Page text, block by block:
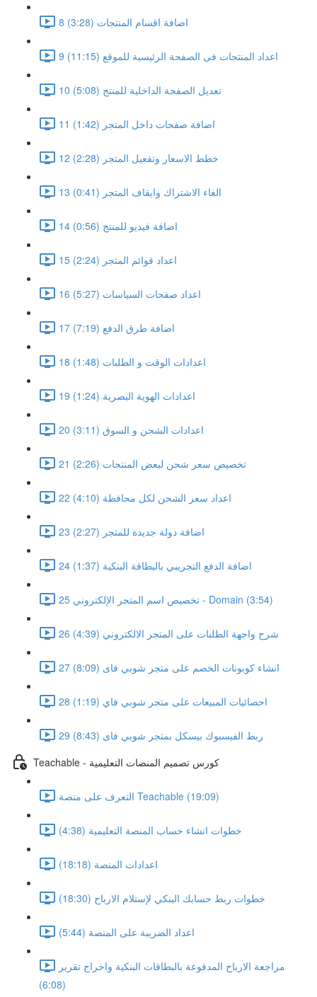
8 اضافة اقسام المنتجات (3:28)
9 اعداد المنتجات فى الصفحة الرئيسية للموقع (11:15)
10 تعديل الصفحة الداخلية للمنتج (5:08)
11 اضافة صفحات داخل المتجر (1:42)
12 خطط الاسعار وتفعيل المتجر (2:28)
13 الغاء الاشتراك وايقاف المتجر (0:41)
14 اضافة فيديو للمنتج (0:56)
15 اعداد قوائم المتجر (2:24)
16 اعداد صفحات السياسات (5:27)
17 اضافة طرق الدفع (7:19)
18 اعدادات الوقت و الطلبات (1:48)
19 اعدادات الهوية البصرية (1:24)
20 اعدادات الشحن و السوق (3:11)
21 تخصيص سعر شحن لبعض المنتجات (2:26)
22 اعداد سعر الشحن لكل محافظة (4:10)
23 اضافة دولة جديدة للمتجر (2:27)
24 اضافة الدفع التجريبي بالبطاقة البنكية (1:37)
25 تخصيص اسم المتجر الإلكتروني - Domain (3:54)
26 شرح واجهة الطلبات على المتجر الالكتروني (4:39)
27 انشاء كوبونات الخصم على متجر شوبي فاى (8:09)
28 احصائيات المبيعات على متجر شوبي فاي (1:19)
29 ربط الفيسبوك بيسكل بمتجر شوبي فاى (8:43)
Teachable - كورس تصميم المنصات التعليمية
التعرف على منصة Teachable (19:09)
خطوات انشاء حساب المنصة التعليمية (4:38)
اعدادات المنصة (18:18)
خطوات ربط حسابك البنكي لإستلام الارباح (18:30)
اعداد الضريبة على المنصة (5:44)
مراجعة الارباح المدفوعة بالبطاقات البنكية واخراج تقرير
(6:08)